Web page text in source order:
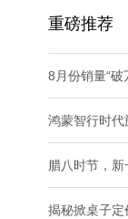
重磅推荐
8月份销量“破
鸿蒙智行时
腊八时节，
揭秘掀桌子定